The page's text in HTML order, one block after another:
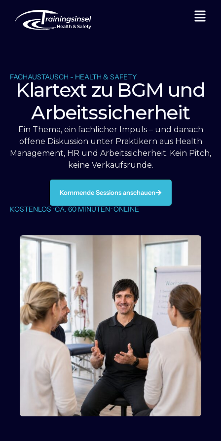
FACHAUSTAUSCH - HEALTH & SAFETY
Klartext zu BGM und
Arbeitssicherheit
Ein Thema, ein fachlicher Impuls – und danach
offene Diskussion unter Praktikern aus Health
Management, HR und Arbeitssicherheit. Kein Pitch,
keine Verkaufsrunde.
Kommende Sessions anschauen
KOSTENLOS · CA. 60 MINUTEN · ONLINE